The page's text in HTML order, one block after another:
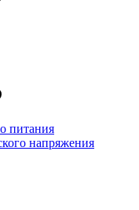
питания
напряжения